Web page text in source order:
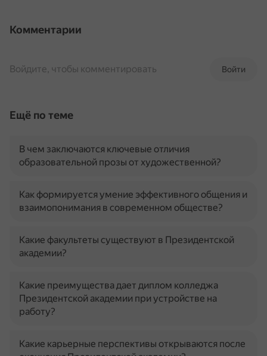
Комментарии
Войти
Войдите, чтобы комментировать
Ещё по теме
В чем заключаются ключевые отличия
образовательной прозы от художественной?
Как формируется умение эффективного общения и
взаимопонимания в современном обществе?
Какие факультеты существуют в Президентской
академии?
Какие преимущества дает диплом колледжа
Президентской академии при устройстве на
работу?
Какие карьерные перспективы открываются после